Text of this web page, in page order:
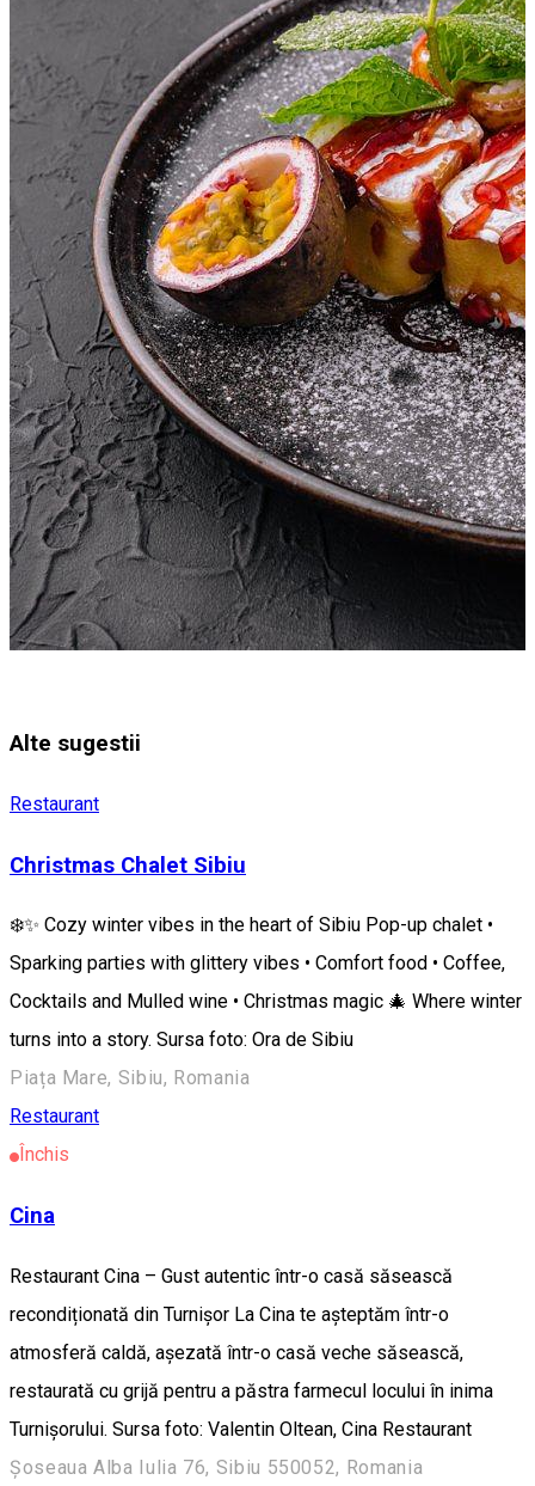
Alte sugestii
Restaurant
Christmas Chalet Sibiu
❄️✨ Cozy winter vibes in the heart of Sibiu Pop-up chalet •
Sparking parties with glittery vibes • Comfort food • Coffee,
Cocktails and Mulled wine • Christmas magic 🎄 Where winter
turns into a story. Sursa foto: Ora de Sibiu
Piața Mare, Sibiu, Romania
Restaurant
Închis
Cina
Restaurant Cina – Gust autentic într-o casă săsească
recondiționată din Turnișor La Cina te așteptăm într-o
atmosferă caldă, așezată într-o casă veche săsească,
restaurată cu grijă pentru a păstra farmecul locului în inima
Turnișorului. Sursa foto: Valentin Oltean, Cina Restaurant
Șoseaua Alba Iulia 76, Sibiu 550052, Romania